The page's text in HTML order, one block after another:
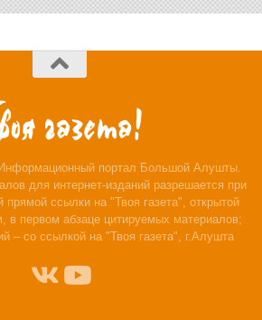
портал Большой Алушты.
для интернет-изданий разрешается при
прямой ссылки на "Твоя газета", открытой
в первом абзаце цитируемых материалов;
– со ссылкой на "Твоя газета", г.Алушта